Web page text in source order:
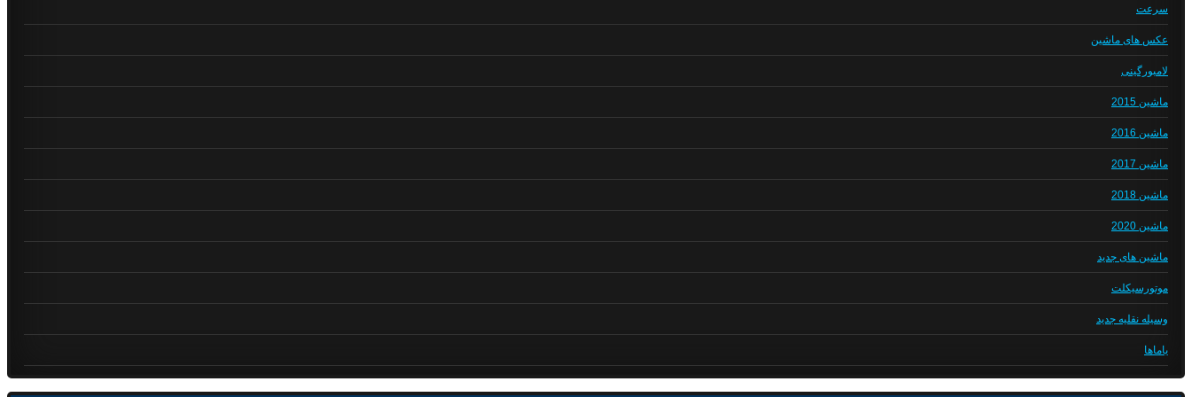
سرعت
عکس های ماشین
لامبورگینی
ماشین 2015
ماشین 2016
ماشین 2017
ماشین 2018
ماشین 2020
ماشین های جدید
موتورسیکلت
وسیله نقلیه جدید
یاماها